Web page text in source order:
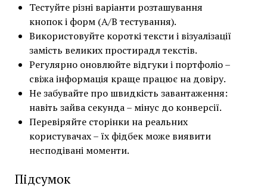
Тестуйте різні варіанти розташування
кнопок і форм (A/B тестування).
Використовуйте короткі тексти і візуалізації
замість великих простирадл текстів.
Регулярно оновлюйте відгуки і портфоліо –
свіжа інформація краще працює на довіру.
Не забувайте про швидкість завантаження:
навіть зайва секунда – мінус до конверсії.
Перевіряйте сторінки на реальних
користувачах – їх фідбек може виявити
несподівані моменти.
Підсумок